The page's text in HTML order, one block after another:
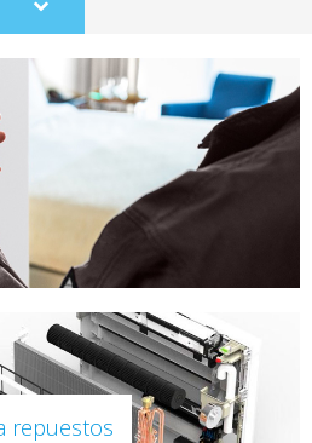
Scroll
to
content
repuestos